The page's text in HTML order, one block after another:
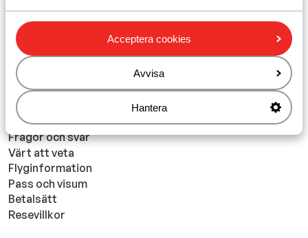
Acceptera cookies
Avvisa
Hantera
Jobba hos oss
Företagsinformation
Hållbar semester
Cookiesinställningar
Marknadsföringsinställningar
Tillgänglighetsdirektiv
Ansvarsfriskrivning
Inför resan
Frågor och svar
Värt att veta
Flyginformation
Pass och visum
Betalsätt
Resevillkor